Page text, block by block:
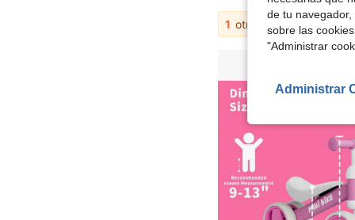
1 otros vendedores
de tu
sobre las
"Administrar
Administrar